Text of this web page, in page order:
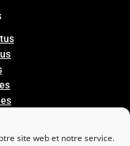
site web et notre service.